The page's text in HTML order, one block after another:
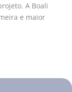
A Boali
e maior